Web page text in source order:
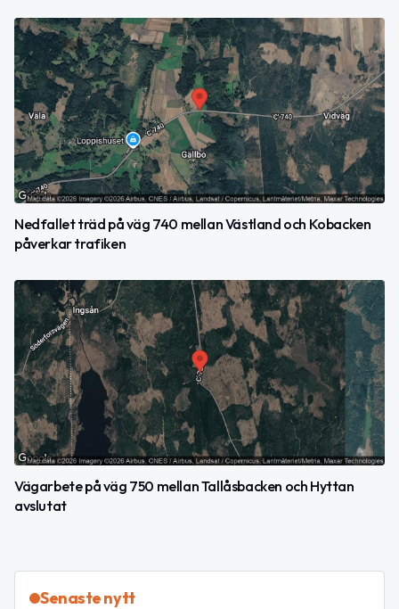
Nedfallet träd på väg 740 mellan Västland och Kobacken
påverkar trafiken
Vägarbete på väg 750 mellan Tallåsbacken och Hyttan
avslutat
Senaste nytt